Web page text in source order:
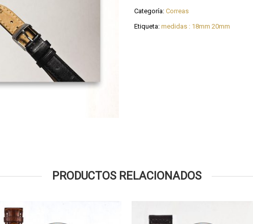
Categoría: Correas
Etiqueta: medidas : 18mm 20mm
PRODUCTOS RELACIONADOS